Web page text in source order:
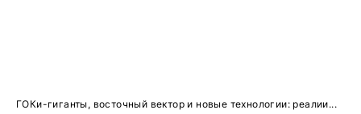
ГОКи-гиганты, восточный вектор и новые технологии: реалии...